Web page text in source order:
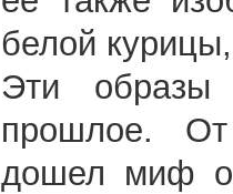
белой
Эти образы
прошлое.
дошел миф о